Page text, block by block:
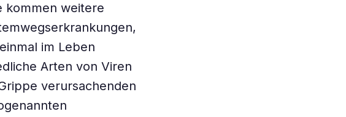
kommen weitere
im Leben
Arten von Viren
verursachenden